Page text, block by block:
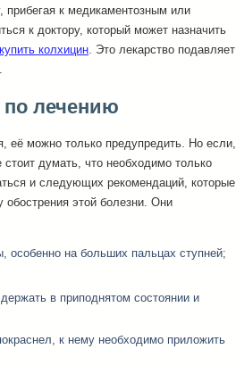
прибегая к медикаментозным или
к доктору, который может назначить
купить колхицин. Это лекарство подавляет
лечению
её можно только предупредить. Но если,
думать, что необходимо только
и следующих рекомендаций, которые
обострения этой болезни. Они
особенно на больших пальцах ступней;
в приподнятом состоянии и
к нему необходимо приложить